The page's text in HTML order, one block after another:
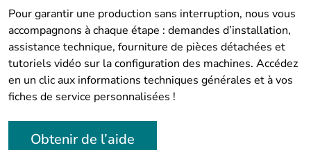
Pour garantir une production sans interruption, nous vous
accompagnons à chaque étape : demandes d’installation,
assistance technique, fourniture de pièces détachées et
tutoriels vidéo sur la configuration des machines. Accédez
en un clic aux informations techniques générales et à vos
fiches de service personnalisées !
Obtenir de l’aide